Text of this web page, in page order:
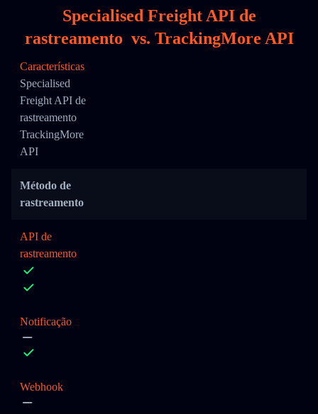
Specialised Freight API de
rastreamento vs. TrackingMore API
Características
Specialised
Freight API de
rastreamento
TrackingMore
API
Método de
rastreamento
API de
rastreamento
Notificação
Webhook